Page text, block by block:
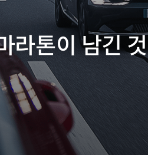
라톤이 남긴 것